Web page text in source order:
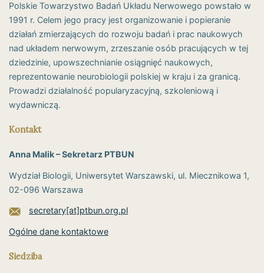
Polskie Towarzystwo Badań Układu Nerwowego powstało w
1991 r. Celem jego pracy jest organizowanie i popieranie
działań zmierzających do rozwoju badań i prac naukowych
nad układem nerwowym, zrzeszanie osób pracujących w tej
dziedzinie, upowszechnianie osiągnięć naukowych,
reprezentowanie neurobiologii polskiej w kraju i za granicą.
Prowadzi działalność popularyzacyjną, szkoleniową i
wydawniczą.
Kontakt
Anna Malik – Sekretarz PTBUN
Wydział Biologii, Uniwersytet Warszawski, ul. Miecznikowa 1,
02-096 Warszawa
secretary[at]ptbun.org.pl
Ogólne dane kontaktowe
Siedziba